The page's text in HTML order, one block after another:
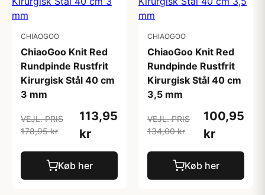
CHIAOGOO
ChiaoGoo Knit Red
Rundpinde Rustfrit
Kirurgisk Stål 40 cm
3 mm
VEJL. PRIS
178,95 kr
113,95
kr
Køb her
CHIAOGOO
ChiaoGoo Knit Red
Rundpinde Rustfrit
Kirurgisk Stål 40 cm
3,5 mm
VEJL. PRIS
134,00 kr
100,95
kr
Køb her